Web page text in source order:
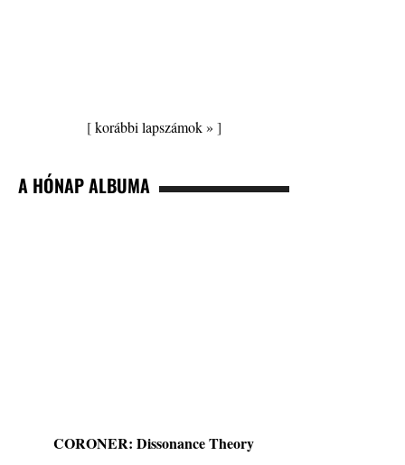
[korábbi lapszámok » ]
A HÓNAP ALBUMA
CORONER: Dissonance Theory